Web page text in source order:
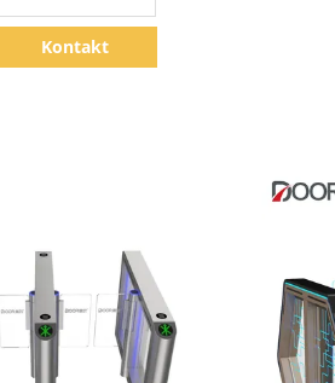
Kontakt